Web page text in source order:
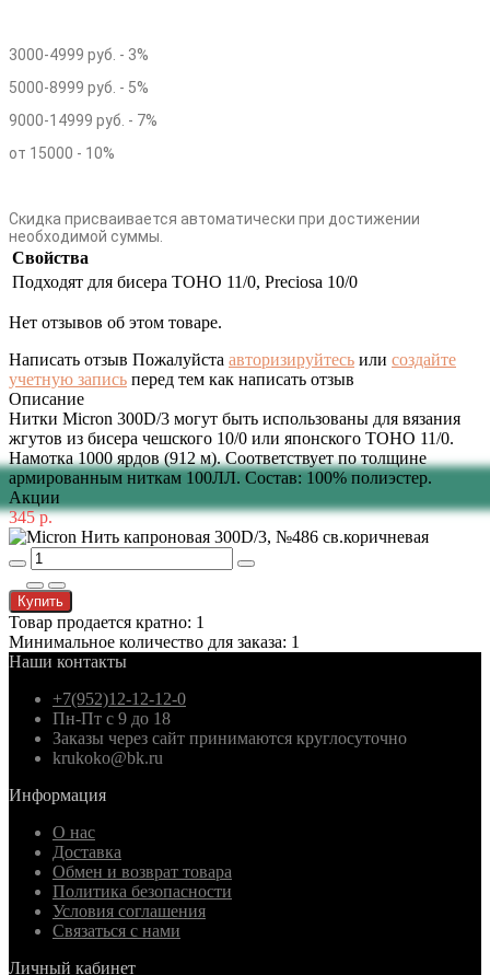
3000-4999 руб. - 3%
5000-8999 руб. - 5%
9000-14999 руб. - 7%
от 15000 - 10%
Скидка присваивается автоматически при достижении
необходимой суммы.
Свойства
Подходят для бисера TOHO 11/0, Preciosa 10/0
Нет отзывов об этом товаре.
Написать отзыв Пожалуйста авторизируйтесь или создайте
учетную запись перед тем как написать отзыв
Описание
Нитки Micron 300D/3 могут быть использованы для вязания
жгутов из бисера чешского 10/0 или японского ТОНО 11/0.
Намотка 1000 ярдов (912 м). Соответствует по толщине
армированным ниткам 100ЛЛ. Состав: 100% полиэстер.
Акции
345 р.
Купить
Товар продается кратно: 1
Минимальное количество для заказа: 1
Наши контакты
+7(952)12-12-12-0
Пн-Пт с 9 до 18
Заказы через сайт принимаются круглосуточно
krukoko@bk.ru
Информация
О нас
Доставка
Обмен и возврат товара
Политика безопасности
Условия соглашения
Связаться с нами
Личный кабинет